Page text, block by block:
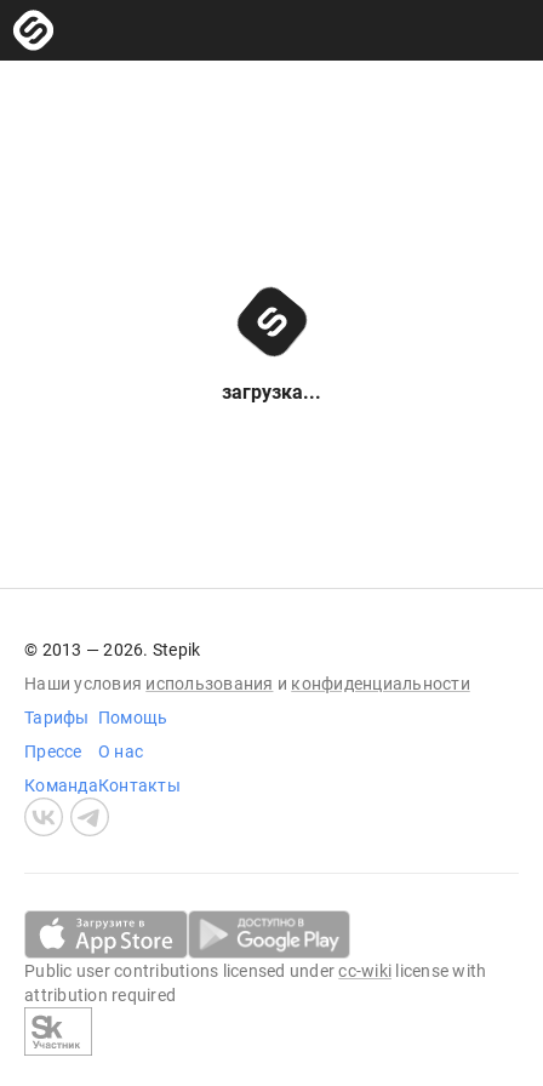
загрузка...
© 2013 — 2026. Stepik
Наши условия использования и конфиденциальности
Тарифы
Прессе
Команда
Помощь
О нас
Контакты
Public user contributions licensed undercc-wiki license with
attribution required